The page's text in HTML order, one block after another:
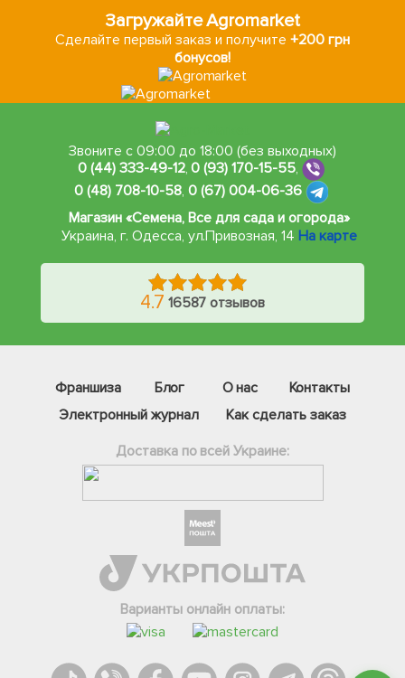
Загружайте Agromarket
Сделайте первый заказ и получите +200 грн
бонусов!
Звоните с 09:00 до 18:00 (без выходных)
0 (44) 333-49-12,0 (93) 170-15-55,
0 (48) 708-10-58, 0 (67) 004-06-36
Магазин «Семена, Все для сада и огорода»
Украина, г. Одесса, ул.Привозная, 14 На карте
4.7 16587 отзывов
Франшиза Блог О нас
Контакты
Электронный журнал
Как сделать заказ
Доставка по всей Украине:
Варианты онлайн оплаты:
Інстаграм
Онлайн чат